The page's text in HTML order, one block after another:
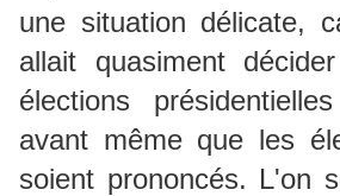
une situation délicate,
allait quasiment
élections
avant même que les
soient prononcés. L'on